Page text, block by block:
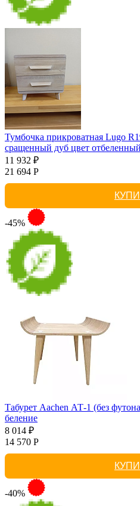
Тумбочка прикроватная Lugo
сращенный дуб цвет
11 932 ₽
21 694 Р
-45%
Табурет Aachen АТ-1 (без
беление
8 014 ₽
14 570 Р
-40%